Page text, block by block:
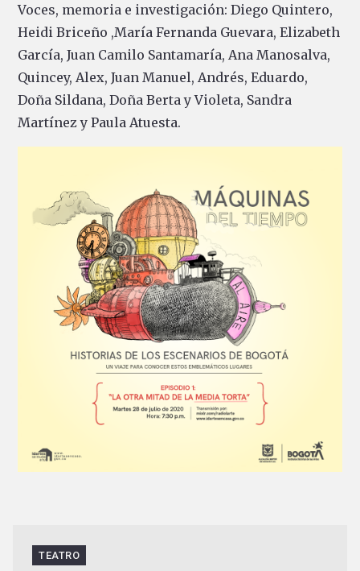
Voces, memoria e investigación: Diego Quintero,
Heidi Briceño ,María Fernanda Guevara, Elizabeth
García, Juan Camilo Santamaría, Ana Manosalva,
Quincey, Alex, Juan Manuel, Andrés, Eduardo,
Doña Sildana, Doña Berta y Violeta, Sandra
Martínez y Paula Atuesta.
TEATRO